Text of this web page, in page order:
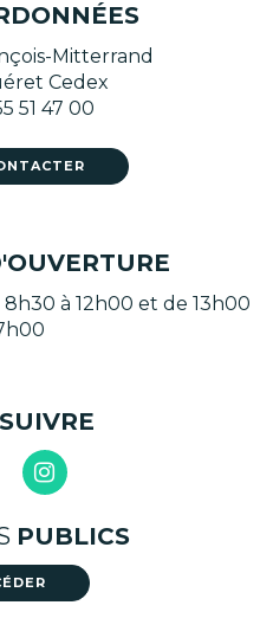
Mitterrand
Cedex
51 47 00
à 12h00 et de 13h00
SUIVRE
Lien
vers
le
compte
PUBLICS